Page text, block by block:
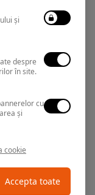
RESIDENCE
0374.347.708
și
despre
în site.
cu
și
cookie
Accepta toate